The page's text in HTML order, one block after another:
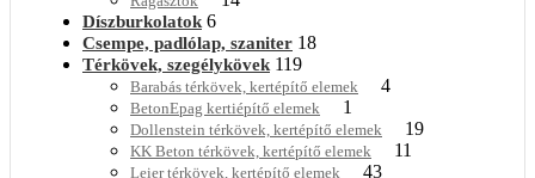
Díszburkolatok 6
Csempe, padlólap, szaniter 18
Térkövek, szegélykövek 119
Barabás térkövek, kertépítő elemek 4
BetonEpag kertiépítő elemek 1
Dollenstein térkövek, kertépítő elemek 19
KK Beton térkövek, kertépítő elemek 11
Leier térkövek, kertépítő elemek 43